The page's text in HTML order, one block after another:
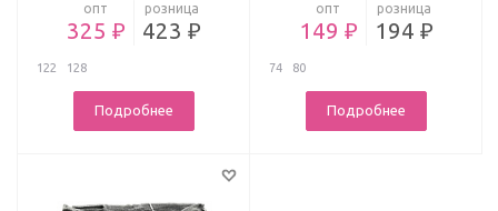
опт
325 ₽
розница
423 ₽
122 128
Подробнее
опт
149 ₽
розница
194 ₽
74 80
Подробнее